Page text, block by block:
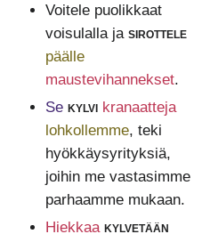
Voitele puolikkaat
voisulalla ja sirottele
päälle
maustevihannekset.
Se kylvi kranaatteja
lohkollemme, teki
hyökkäysyrityksiä,
joihin me vastasimme
parhaamme mukaan.
Hiekkaa kylvetään